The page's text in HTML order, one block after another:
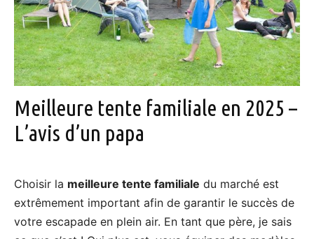
Meilleure tente familiale en 2025 –
L’avis d’un papa
Choisir la meilleure tente familiale du marché est
extrêmement important afin de garantir le succès de
votre escapade en plein air. En tant que père, je sais